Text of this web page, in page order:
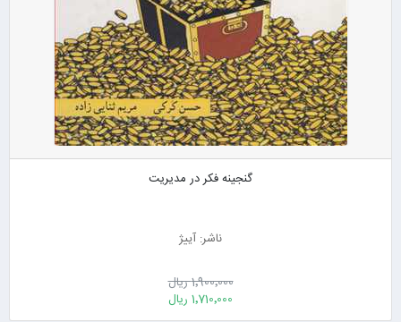
گنجینه فکر در مدیریت
ناشر: آییژ
1٬900٬000 ریال
1٬710٬000 ریال